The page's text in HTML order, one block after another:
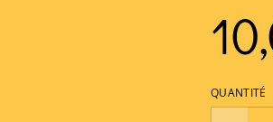
QUANTITÉ